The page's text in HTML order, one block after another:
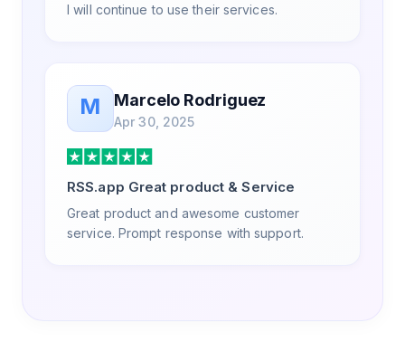
I will continue to use their services.
M Marcelo Rodriguez
Apr 30, 2025
RSS.app Great product & Service
Great product and awesome customer
service. Prompt response with support.